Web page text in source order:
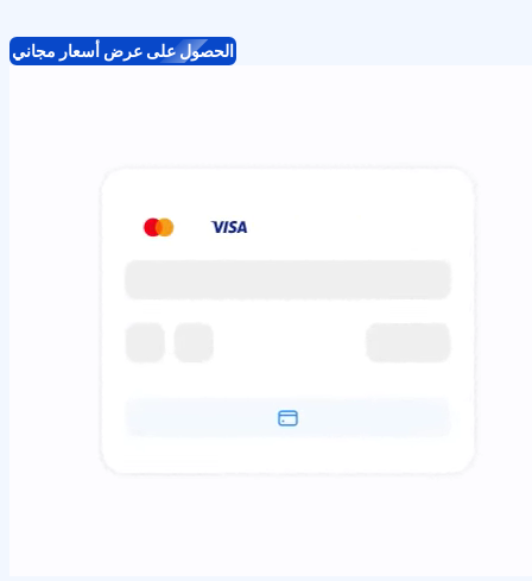
الحصول على عرض أسعار مجاني